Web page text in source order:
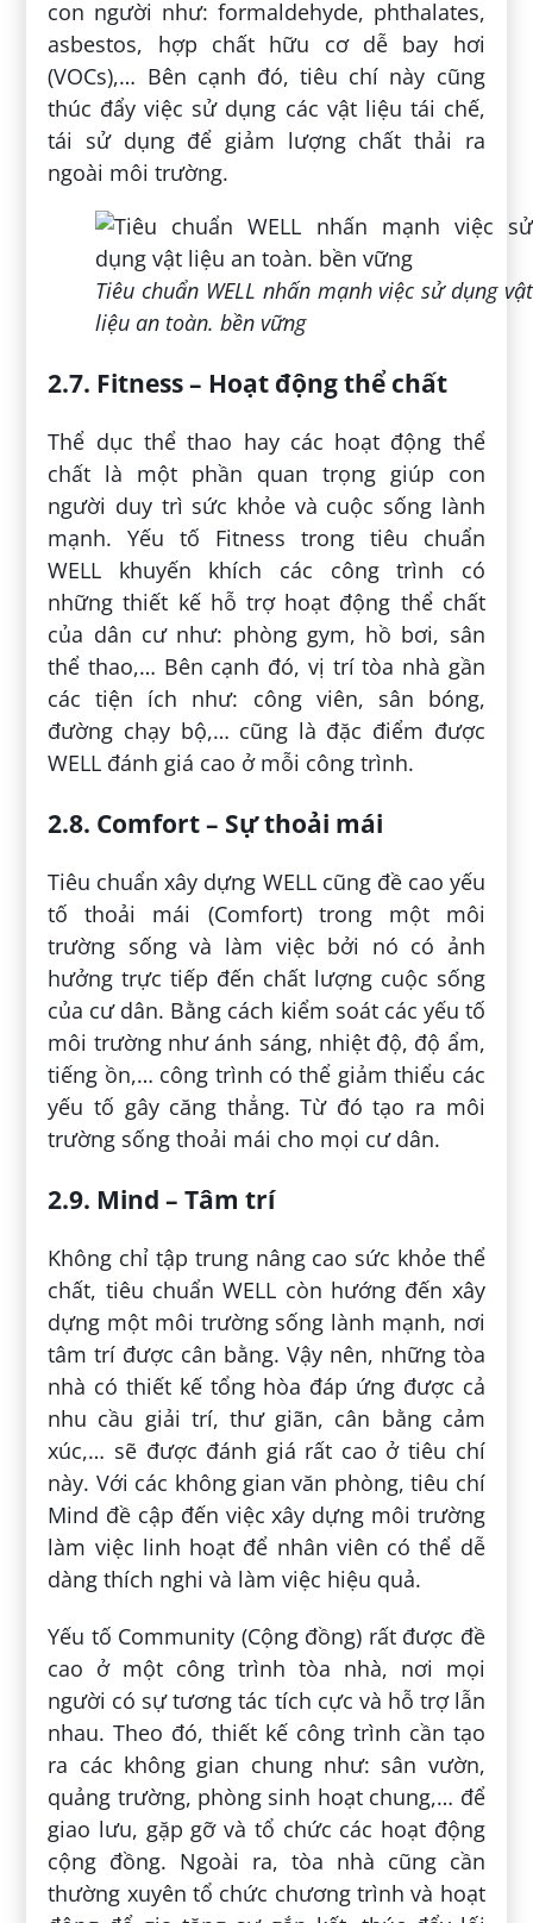
con người như: formaldehyde, phthalates,
asbestos, hợp chất hữu cơ dễ bay hơi
(VOCs),… Bên cạnh đó, tiêu chí này cũng
thúc đẩy việc sử dụng các vật liệu tái chế,
tái sử dụng để giảm lượng chất thải ra
ngoài môi trường.
Tiêu chuẩn WELL nhấn mạnh việc sử dụng vật
liệu an toàn. bền vững
2.7. Fitness – Hoạt động thể chất
Thể dục thể thao hay các hoạt động thể
chất là một phần quan trọng giúp con
người duy trì sức khỏe và cuộc sống lành
mạnh. Yếu tố Fitness trong tiêu chuẩn
WELL khuyến khích các công trình có
những thiết kế hỗ trợ hoạt động thể chất
của dân cư như: phòng gym, hồ bơi, sân
thể thao,… Bên cạnh đó, vị trí tòa nhà gần
các tiện ích như: công viên, sân bóng,
đường chạy bộ,… cũng là đặc điểm được
WELL đánh giá cao ở mỗi công trình.
2.8. Comfort – Sự thoải mái
Tiêu chuẩn xây dựng WELL cũng đề cao yếu
tố thoải mái (Comfort) trong một môi
trường sống và làm việc bởi nó có ảnh
hưởng trực tiếp đến chất lượng cuộc sống
của cư dân. Bằng cách kiểm soát các yếu tố
môi trường như ánh sáng, nhiệt độ, độ ẩm,
tiếng ồn,… công trình có thể giảm thiểu các
yếu tố gây căng thẳng. Từ đó tạo ra môi
trường sống thoải mái cho mọi cư dân.
2.9. Mind – Tâm trí
Không chỉ tập trung nâng cao sức khỏe thể
chất, tiêu chuẩn WELL còn hướng đến xây
dựng một môi trường sống lành mạnh, nơi
tâm trí được cân bằng. Vậy nên, những tòa
nhà có thiết kế tổng hòa đáp ứng được cả
nhu cầu giải trí, thư giãn, cân bằng cảm
xúc,… sẽ được đánh giá rất cao ở tiêu chí
này. Với các không gian văn phòng, tiêu chí
Mind đề cập đến việc xây dựng môi trường
làm việc linh hoạt để nhân viên có thể dễ
dàng thích nghi và làm việc hiệu quả.
Yếu tố Community (Cộng đồng) rất được đề
cao ở một công trình tòa nhà, nơi mọi
người có sự tương tác tích cực và hỗ trợ lẫn
nhau. Theo đó, thiết kế công trình cần tạo
ra các không gian chung như: sân vườn,
quảng trường, phòng sinh hoạt chung,… để
giao lưu, gặp gỡ và tổ chức các hoạt động
cộng đồng. Ngoài ra, tòa nhà cũng cần
thường xuyên tổ chức chương trình và hoạt